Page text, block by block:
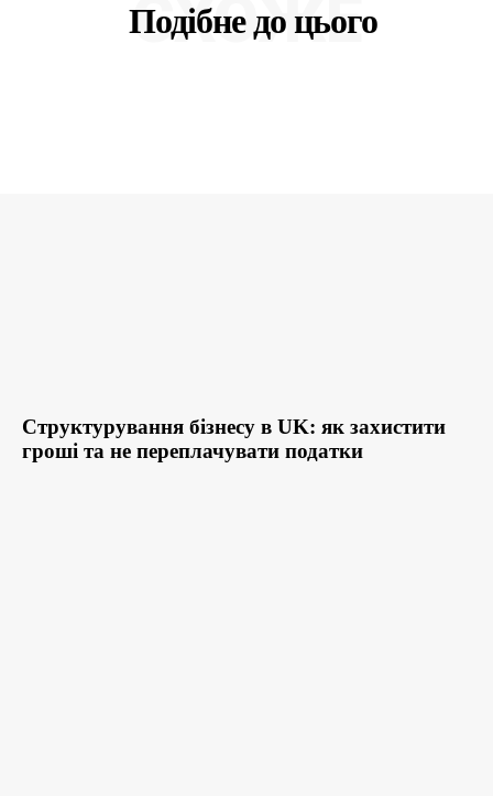
Подібне до цього
СХОЖЕ
Структурування бізнесу в UK: як захистити
гроші та не переплачувати податки